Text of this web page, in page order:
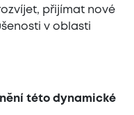
přijímat nové
v oblasti
této dynamické